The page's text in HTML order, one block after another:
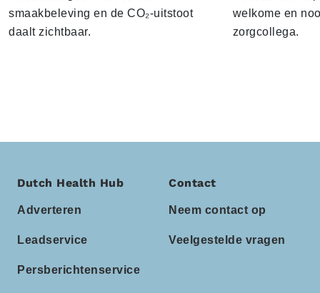
smaakbeleving en de CO₂-uitstoot
daalt zichtbaar.
welkome en
zorgcollega.
Dutch Health Hub
Adverteren
Leadservice
Persberichtenservice
Contact
Neem contact op
Veelgestelde vragen